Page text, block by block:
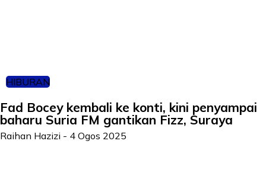
HIBURAN
Fad Bocey kembali ke konti, kini penyampai
baharu Suria FM gantikan Fizz, Suraya
Raihan Hazizi - 4 Ogos 2025